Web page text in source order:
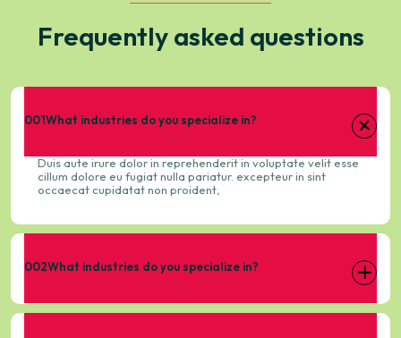
Frequently asked questions
001What industries do you specialize in?
Duis aute irure dolor in reprehenderit in voluptate velit esse
cillum dolore eu fugiat nulla pariatur. excepteur in sint
occaecat cupidatat non proident,
002What industries do you specialize in?